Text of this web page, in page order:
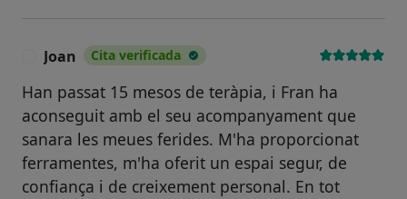
Joan Cita verificada
Han passat 15 mesos de teràpia, i Fran ha
aconseguit amb el seu acompanyament que
sanara les meues ferides. M'ha proporcionat
ferramentes, m'ha oferit un espai segur, de
confiança i de creixement personal. En tot